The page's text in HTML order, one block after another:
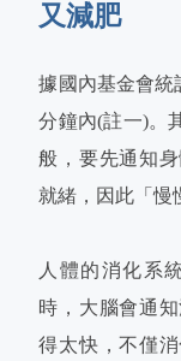
又減肥
據國內基金會統
分鐘內(註一)。
般，要先通知
就緒，因此「慢
人體的消化系
時，大腦會通
得太快，不僅